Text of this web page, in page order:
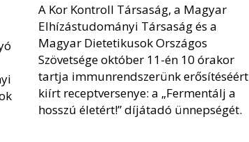
A Kor Kontroll Társaság, a Magyar
Elhízástudományi Társaság és a
Magyar Dietetikusok Országos
Szövetsége október 11-én 10 órakor
tartja immunrendszerünk erősítéséért
kiírt receptversenye: a „Fermentálj a
hosszú életért!” díjátadó ünnepségét.